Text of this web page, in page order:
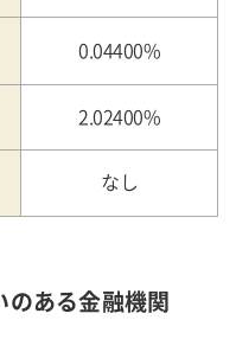
0.04400%
2.02400%
なし
ある金融機関